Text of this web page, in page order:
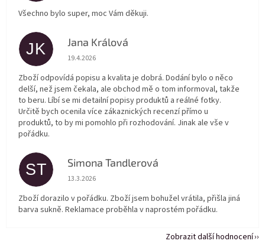
Všechno bylo super, moc Vám děkuji.
JK Jana Králová
Hodnocení obchodu je 5 z 5 hvězdiček.
19.4.2026
Zboží odpovídá popisu a kvalita je dobrá. Dodání bylo o něco
delší, než jsem čekala, ale obchod mě o tom informoval, takže
to beru. Líbí se mi detailní popisy produktů a reálné fotky.
Určitě bych ocenila více zákaznických recenzí přímo u
produktů, to by mi pomohlo při rozhodování. Jinak ale vše v
pořádku.
ST Simona Tandlerová
Hodnocení obchodu je 5 z 5 hvězdiček.
13.3.2026
Zboží dorazilo v pořádku. Zboží jsem bohužel vrátila, přišla jiná
barva sukně. Reklamace proběhla v naprostém pořádku.
Zobrazit další hodnocení